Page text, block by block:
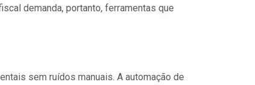
demanda, portanto, ferramentas que
sem ruídos manuais. A automação de